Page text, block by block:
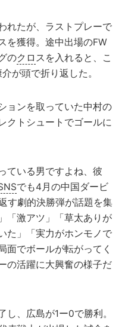
れたが、ラストプレーで
を獲得。途中出場のFW
のクロ スを入れると、こ
が頭で折り返した。
ョンを取っていた中村の
クトシュートでゴールに
ている男ですよね、彼
でも4月の中国ダービ
す劇的決勝弾が話題を集
「激アツ」「草太ありが
た」「実力がホンモノで
面でボールが転がってく
の活躍に大興奮の様子だ
、広島が1ー0で勝利。